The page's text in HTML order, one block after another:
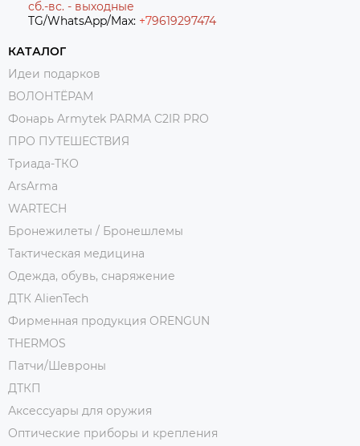
сб.-вс. - выходные
TG/WhatsApp/Max: +79619297474
КАТАЛОГ
Идеи подарков
ВОЛОНТЁРАМ
Фонарь Armytek PARMA C2IR PRO
ПРО ПУТЕШЕСТВИЯ
Триада-ТКО
ArsArma
WARTECH
Бронежилеты / Бронешлемы
Тактическая медицина
Одежда, обувь, снаряжение
ДТК AlienTech
Фирменная продукция ORENGUN
THERMOS
Патчи/Шевроны
ДТКП
Аксессуары для оружия
Оптические приборы и крепления